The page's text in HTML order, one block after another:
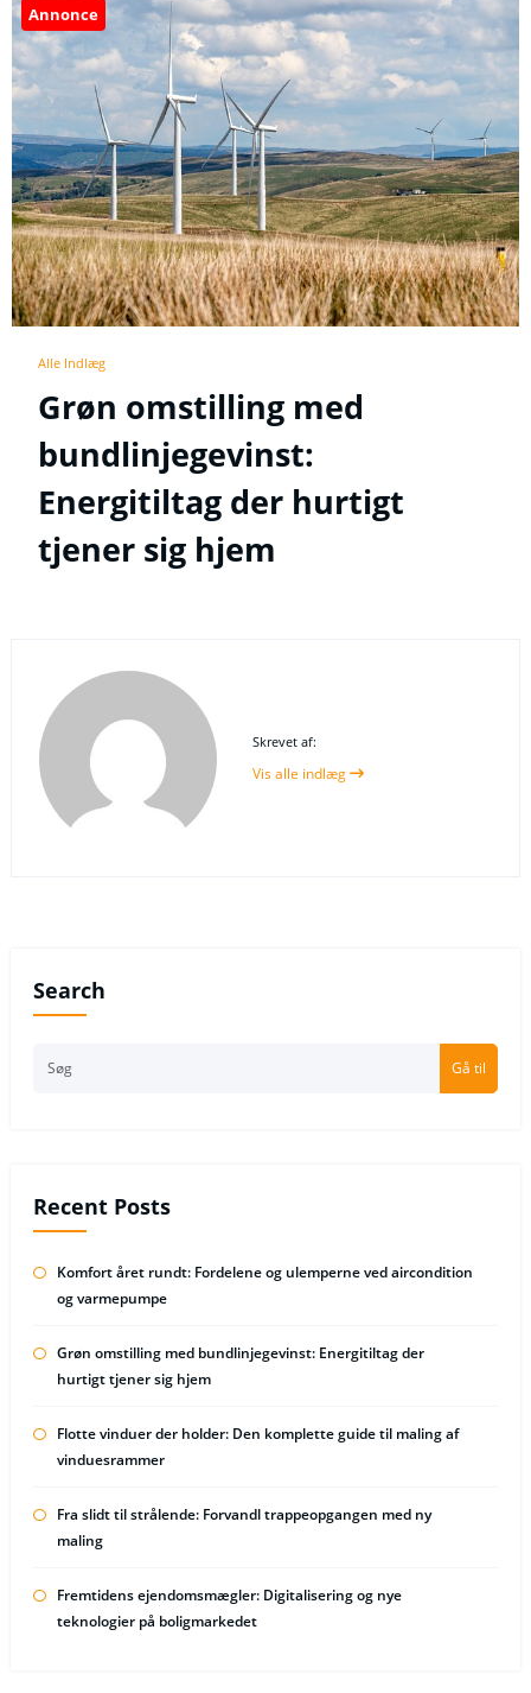
Annonce
Alle Indlæg
Grøn omstilling med
bundlinjegevinst:
Energitiltag der hurtigt
tjener sig hjem
Skrevet af:
Vis alle indlæg
Search
Gå til
Recent Posts
Komfort året rundt: Fordelene og ulemperne ved aircondition
og varmepumpe
Grøn omstilling med bundlinjegevinst: Energitiltag der
hurtigt tjener sig hjem
Flotte vinduer der holder: Den komplette guide til maling af
vinduesrammer
Fra slidt til strålende: Forvandl trappeopgangen med ny
maling
Fremtidens ejendomsmægler: Digitalisering og nye
teknologier på boligmarkedet